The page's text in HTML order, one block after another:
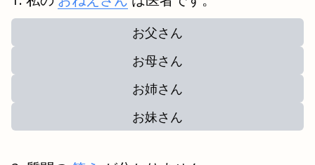
お父さん
お母さん
お姉さん
お妹さん